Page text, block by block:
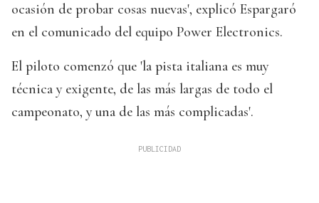
ocasión de probar cosas nuevas', explicó Espargaró
en el comunicado del equipo Power Electronics.
El piloto comenzó que 'la pista italiana es muy
técnica y exigente, de las más largas de todo el
campeonato, y una de las más complicadas'.